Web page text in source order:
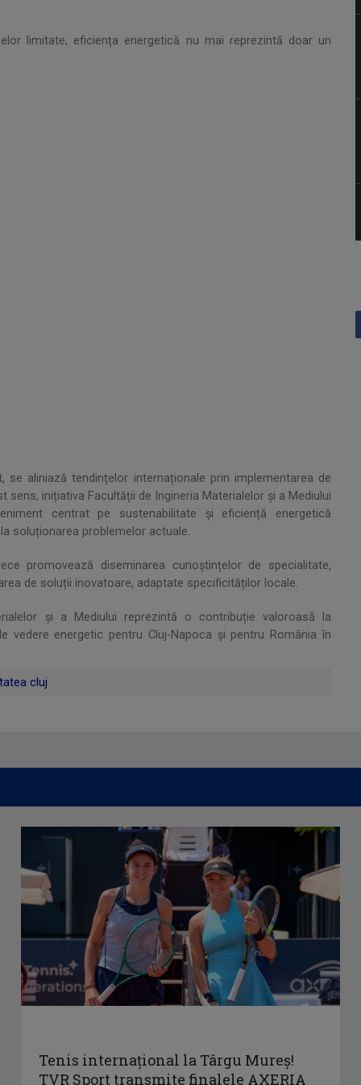
limitate, eficiența energetică nu mai reprezintă doar un
aliniază tendințelor internaționale prin implementarea de
inițiativa Facultății de Ingineria Materialelor și a Mediului
centrat pe sustenabilitate și eficiență energetică
soluționarea problemelor actuale.
promovează diseminarea cunoștințelor de specialitate,
de soluții inovatoare, adaptate specificităților locale.
și a Mediului reprezintă o contribuție valoroasă la
energetic pentru Cluj-Napoca și pentru România în
cluj
Tenis internațional la Târgu Mureș!
TVR Sport transmite finalele AXERIA